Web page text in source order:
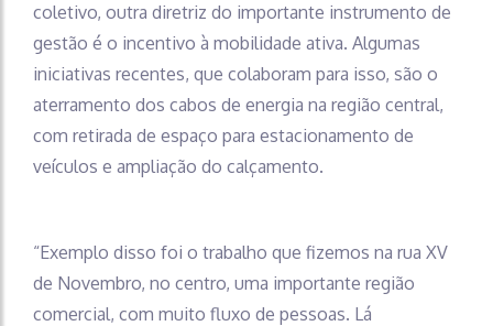
coletivo, outra diretriz do importante instrumento de
gestão é o incentivo à mobilidade ativa. Algumas
iniciativas recentes, que colaboram para isso, são o
aterramento dos cabos de energia na região central,
com retirada de espaço para estacionamento de
veículos e ampliação do calçamento.
“Exemplo disso foi o trabalho que fizemos na rua XV
de Novembro, no centro, uma importante região
comercial, com muito fluxo de pessoas. Lá